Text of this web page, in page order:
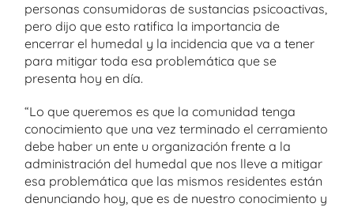
personas consumidoras de sustancias psicoactivas,
pero dijo que esto ratifica la importancia de
encerrar el humedal y la incidencia que va a tener
para mitigar toda esa problemática que se
presenta hoy en día.
“Lo que queremos es que la comunidad tenga
conocimiento que una vez terminado el cerramiento
debe haber un ente u organización frente a la
administración del humedal que nos lleve a mitigar
esa problemática que las mismos residentes están
denunciando hoy, que es de nuestro conocimiento y